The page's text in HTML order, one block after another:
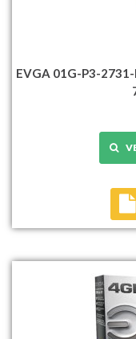
EVGA 01G-P3-